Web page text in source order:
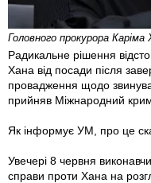
Головного прокурора Каріма
Радикальне рішення
Хана від посади після
провадження щодо
прийняв Міжнародний
Як інформує УМ, про це
Увечері 8 червня
справи проти Хана на